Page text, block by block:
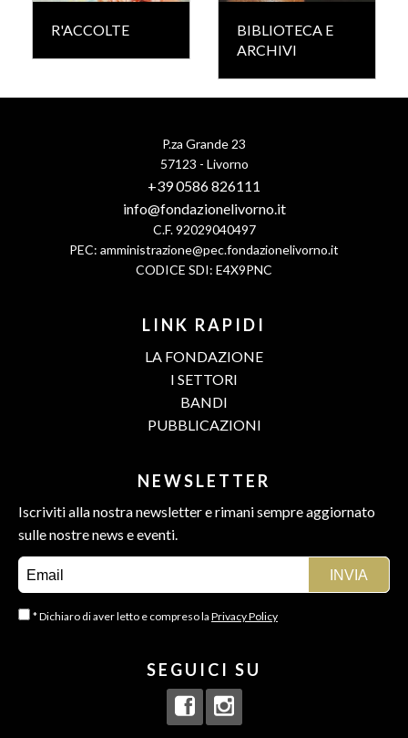
R'ACCOLTE
BIBLIOTECA E
ARCHIVI
P.za Grande 23
57123 - Livorno
+39 0586 826111
info@fondazionelivorno.it
C.F. 92029040497
PEC: amministrazione@pec.fondazionelivorno.it
CODICE SDI: E4X9PNC
LINK RAPIDI
LA FONDAZIONE
I SETTORI
BANDI
PUBBLICAZIONI
NEWSLETTER
Iscriviti alla nostra newsletter e rimani sempre aggiornato
sulle nostre news e eventi.
* Dichiaro di aver letto e compreso la Privacy Policy
SEGUICI SU